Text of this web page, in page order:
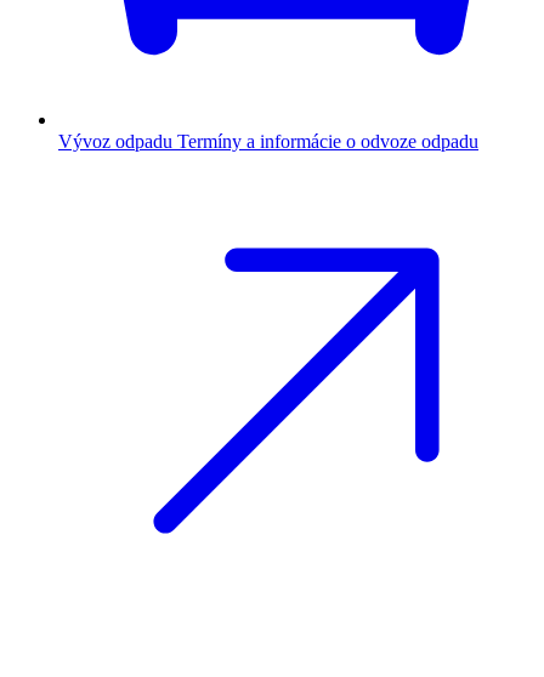
Vývoz odpadu Termíny a informácie o odvoze odpadu